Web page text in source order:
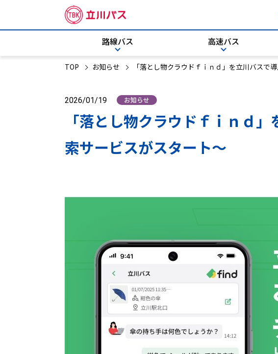
路線バス
運賃・距離証明書
遅延証明書
ご利用案内
キャラクターバス
高速バス
TOP お知らせ 「落とし物クラウドｆｉｎｄ」を立川バスで
2026/01/19 お知らせ
「落とし物クラウドｆｉｎｄ
索サービスがスタート～